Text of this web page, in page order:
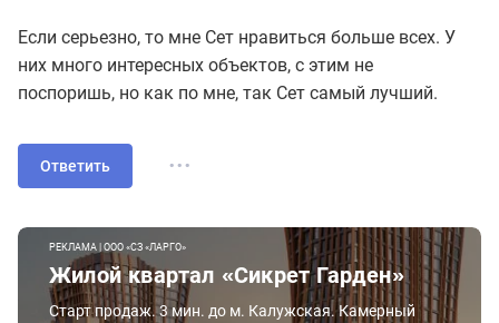
Если серьезно, то мне Сет нравиться больше всех. У
них много интересных объектов, с этим не
поспоришь, но как по мне, так Сет самый лучший.
Ответить ...
РЕКЛАМА | ООО «СЗ «ЛАРГО»
Жилой квартал «Сикрет Гарден»
Старт продаж. 3 мин. до м. Калужская. Камерный